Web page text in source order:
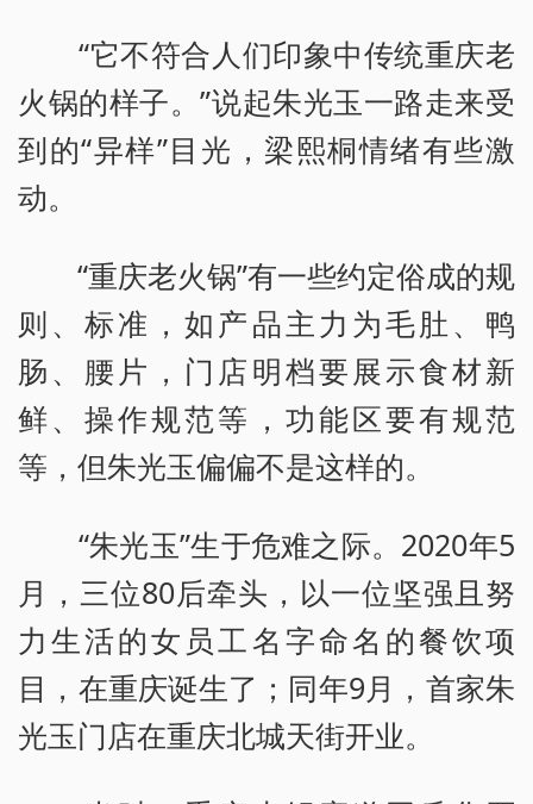
“它不符合人们印象中传统重庆老
火锅的样子。”说起朱光玉一路走来受
到的“异样”目光，梁熙桐情绪有些激
动。
“重庆老火锅”有一些约定俗成的规
则、标准，如产品主力为毛肚、鸭
肠、腰片，门店明档要展示食材新
鲜、操作规范等，功能区要有规范
等，但朱光玉偏偏不是这样的。
“朱光玉”生于危难之际。2020年5
月，三位80后牵头，以一位坚强且努
力生活的女员工名字命名的餐饮项
目，在重庆诞生了；同年9月，首家朱
光玉门店在重庆北城天街开业。